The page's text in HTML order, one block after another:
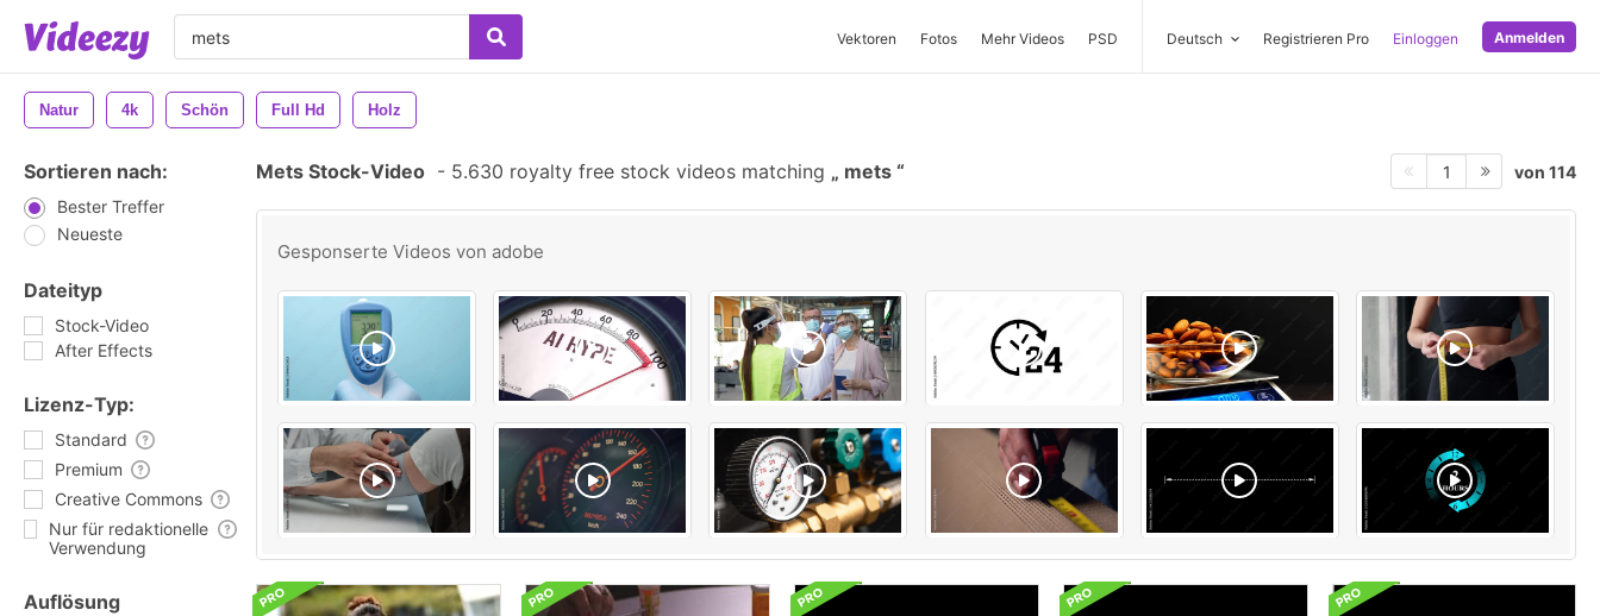
Vektoren Fotos Mehr Videos PSD Deutsch Registrieren Pro Einloggen Anmelden
Natur 4k Schön Full Hd Holz
Sortieren nach:
Bester Treffer
Neueste
Dateityp
Stock-Video
After Effects
Lizenz-Typ:
Standard
Premium
Creative Commons
Nur für redaktionelle
Verwendung
Auflösung
Mets Stock-Video - 5.630 royalty free stock videos matching mets 1 von 114
Gesponserte Videos von adobe